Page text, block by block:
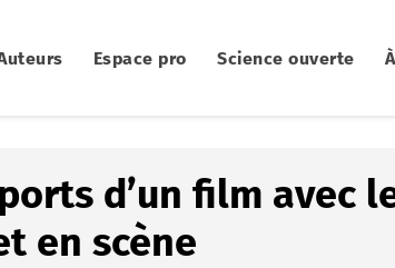
Espace pro Science ouverte
d’un film avec
en scène